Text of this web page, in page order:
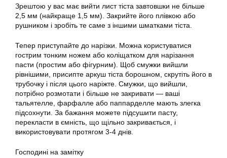
Зрештою у вас має вийти лист тіста завтовшки не більше
2,5 мм (найкраще 1,5 мм). Закрийте його плівкою або
рушником і зробіть те саме з іншими шматками тіста.
Тепер приступайте до нарізки. Можна користуватися
гострим тонким ножем або коліщатком для нарізання
пасти (простим або фігурним). Щоб смужки вийшли
рівнішими, присипте аркуш тіста борошном, скрутіть його в
трубочку і після цього наріжте. Смужки, що вийшли,
потрібно розмотати і більше не закривати — ваші
тальятелле, фарфалле або паппарделле мають злегка
підсохнути. За бажання можете підсушити пасту,
перекласти в ємність, що щільно закривається, і
використовувати протягом 3-4 днів.
Господині на замітку